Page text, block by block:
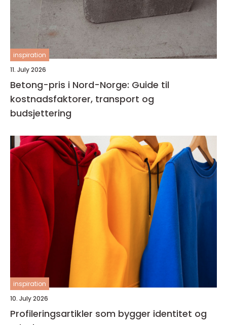
inspiration
11. July 2026
Betong-pris i Nord-Norge: Guide til
kostnadsfaktorer, transport og
budsjettering
inspiration
10. July 2026
Profileringsartikler som bygger identitet og